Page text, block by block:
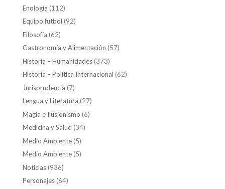
Enología (112)
Equipo futbol (92)
Filosofía (62)
Gastronomía y Alimentación (57)
Historia – Humanidades(373)
Historia – Política Internacional (62)
Jurisprudencia (7)
Lengua y Literatura (27)
Magia e Ilusionismo (6)
Medicina y Salud (34)
Medio Ambiente(5)
Medio Ambiente(5)
Noticias(936)
Personajes(64)